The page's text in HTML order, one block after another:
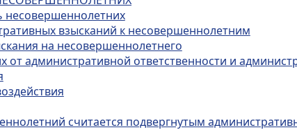
несовершеннолетних
взысканий к несовершеннолетним
на несовершеннолетнего
административной ответственности и
считается подвергнутым